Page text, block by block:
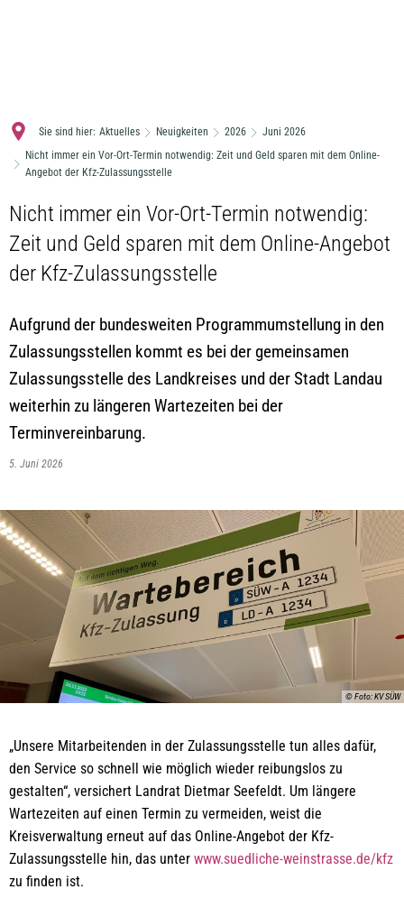
Sie sind hier: Aktuelles Neuigkeiten 2026
Juni 2026
Nicht immer ein Vor-Ort-Termin notwendig: Zeit und Geld sparen mit dem Online-
Angebot der Kfz-Zulassungsstelle
Nicht immer ein Vor-Ort-Termin notwendig:
Zeit und Geld sparen mit dem Online-Angebot
der Kfz-Zulassungsstelle
Aufgrund der bundesweiten Programmumstellung in den
Zulassungsstellen kommt es bei der gemeinsamen
Zulassungsstelle des Landkreises und der Stadt Landau
weiterhin zu längeren Wartezeiten bei der
Terminvereinbarung.
5. Juni 2026
© Foto: KV SÜW
„Unsere Mitarbeitenden in der Zulassungsstelle tun alles dafür,
den Service so schnell wie möglich wieder reibungslos zu
gestalten“, versichert Landrat Dietmar Seefeldt. Um längere
Wartezeiten auf einen Termin zu vermeiden, weist die
Kreisverwaltung erneut auf das Online-Angebot der Kfz-
Zulassungsstelle hin, das unter www.suedliche-weinstrasse.de/kfz
zu finden ist.